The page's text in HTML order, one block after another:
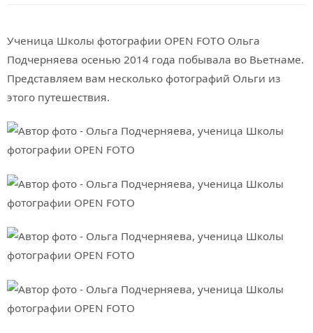
Ученица Школы фотографии OPEN FOTO Ольга
Подчерняева осенью 2014 года побывала во Вьетнаме.
Представляем вам несколько фотографий Ольги из
этого путешествия.